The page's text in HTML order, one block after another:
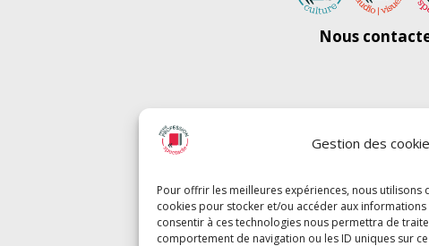
Gestion des
Pour offrir les meilleures expériences, nous utilisons
cookies pour stocker et/ou accéder aux
consentir à ces technologies nous permettra de
comportement de navigation ou les ID uniques sur
Nous